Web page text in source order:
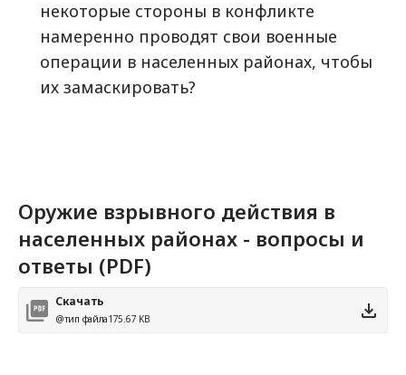
некоторые стороны в конфликте
намеренно проводят свои военные
операции в населенных районах, чтобы
их замаскировать?
Оружие взрывного действия в
населенных районах - вопросы и
ответы (PDF)
Скачать
@тип файла175.67 KB